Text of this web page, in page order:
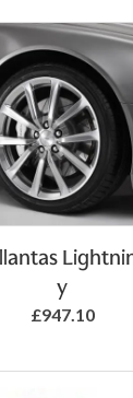
y
£947.10